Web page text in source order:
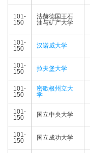
101-
150
法赫德国王石
油与矿产大学
101-
150
汉诺威大学
101-
150
拉夫堡大学
101-
150
密歇根州立大
学
101-
150
国立中央大学
101-
150
国立成功大学